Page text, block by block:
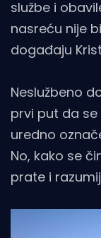
službe i
nasreću nije
događaju
Neslužbeno
prvi put da
uredno
No, kako se
prate i